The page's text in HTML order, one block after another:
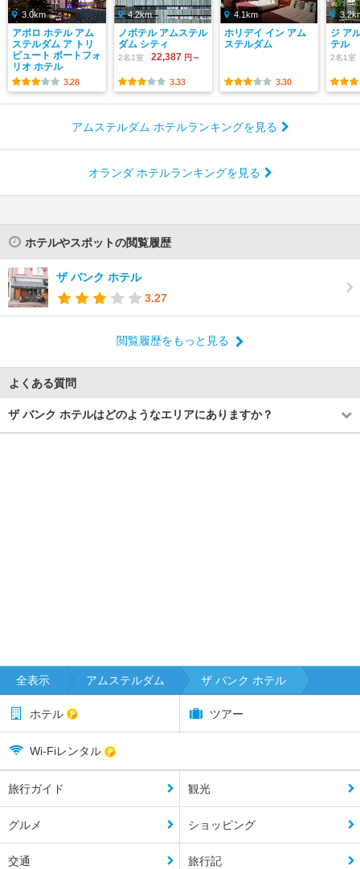
3.0km
アポロ ホテル アム
ステルダム ア トリ
ビュート ポートフォ
リオ ホテル
3.28
4.2km
ノボテル アムステル
ダム シティ
2名1室 22,387 円～
3.33
4.1km
ホリデイ イン アム
ステルダム
3.30
ジ ア
テル
2名1室
アムステルダム ホテルランキングを見る
オランダ ホテルランキングを見る
ホテルやスポットの閲覧履歴
ザ バンク ホテル
3.27
閲覧履歴をもっと見る
よくある質問
ザ バンク ホテルはどのようなエリアにありますか？
全表示 アムステルダム ザ バンク ホテル
ホテル ツアー
Wi-Fiレンタル
旅行ガイド 観光
グルメ ショッピング
交通 旅行記